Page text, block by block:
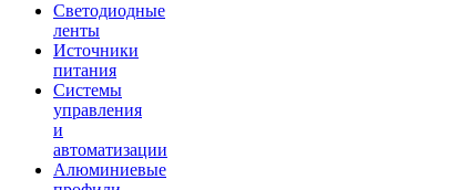
Светодиодные
ленты
Источники
питания
Системы
управления
и
автоматизации
Алюминиевые